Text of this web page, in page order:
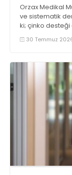
Orzax Medikal
ve sistematik
ki; çinko desteği
çıkışını
yeni ishal
30 Temmuz